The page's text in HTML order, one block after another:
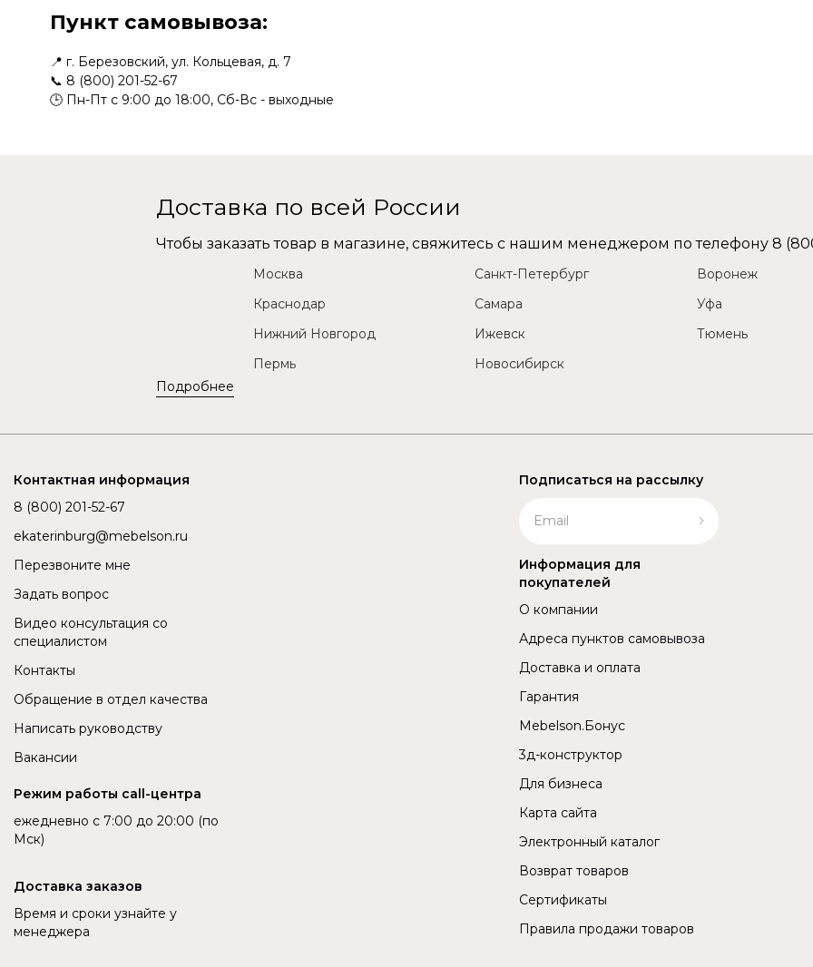
Пункт самовывоза:
📍 г. Березовский, ул. Кольцевая, д. 7
📞 8 (800) 201-52-67
🕒 Пн-Пт с 9:00 до 18:00, Сб-Вс - выходные
Доставка по всей России
Чтобы заказать товар в магазине, свяжитесь с нашим менеджером по телефону 8
Подробнее
Москва Санкт-Петербург
Воронеж
Краснодар
Самара
Уфа
Нижний Новгород
Ижевск
Тюмень
Пермь
Новосибирск
Контактная информация
8 (800) 201-52-67
ekaterinburg@mebelson.ru
Перезвоните мне
Задать вопрос
Видео консультация со
специалистом
Контакты
Обращение в отдел качества
Написать руководству
Вакансии
Режим работы call-центра
ежедневно с 7:00 до 20:00 (по
Мск)
Доставка заказов
Время и сроки узнайте у
менеджера
Подписаться на рассылку
Информация для
покупателей
О компании
Адреса пунктов самовывоза
Доставка и оплата
Гарантия
Mebelson.Бонус
3д-конструктор
Для бизнеса
Карта сайта
Электронный каталог
Возврат товаров
Сертификаты
Правила продажи товаров